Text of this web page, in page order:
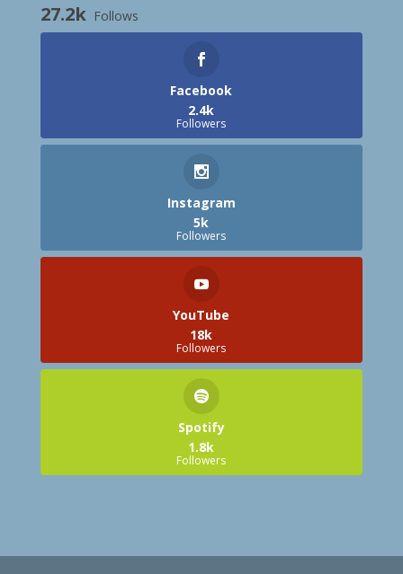
27.2k Follows
Facebook
2.4k
Followers
Instagram
5k
Followers
YouTube
18k
Followers
Spotify
1.8k
Followers